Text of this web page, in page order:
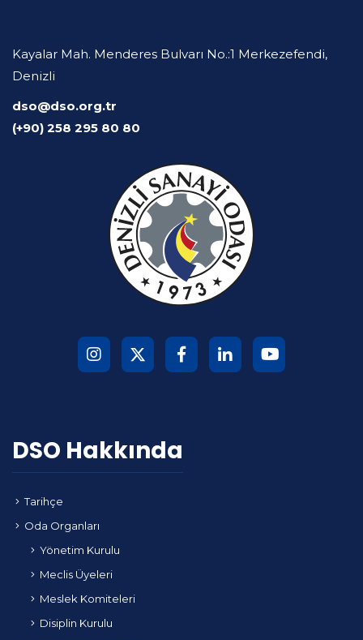
Kayalar Mah. Menderes Bulvarı No.:1 Merkezefendi,
Denizli
dso@dso.org.tr
(+90) 258 295 80 80
DSO Hakkında
Tarihçe
Oda Organları
Yönetim Kurulu
Meclis Üyeleri
Meslek Komiteleri
Disiplin Kurulu